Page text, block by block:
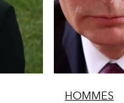
HOMMES